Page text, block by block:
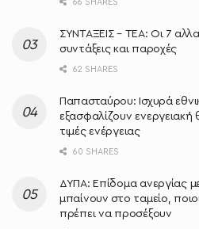
66 SHARES
ΣΥΝΤΑΞΕΙΣ – ΤΕΑ: Οι 7
συντάξεις και παροχές
62 SHARES
Παπασταύρου: Ισχυρά
εξασφαλίζουν ενεργειακή
τιμές ενέργειας
60 SHARES
ΔΥΠΑ: Επίδομα ανεργίας
μπαίνουν στο ταμείο,
πρέπει να προσέξουν